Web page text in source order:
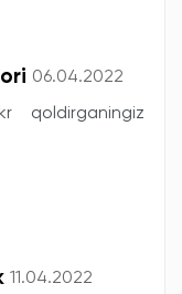
06.04.2022
qoldirganingiz
11.04.2022